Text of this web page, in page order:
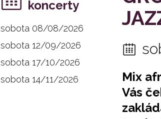
Mix
Vás
koncerty
sobota 08/08/2026
sobota 12/09/2026
sobota 17/10/2026
sobota 14/11/2026